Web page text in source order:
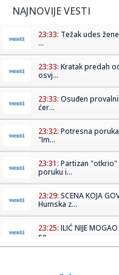
NAJNOVIJE VESTI
23:33: Težak udes
...
23:33: Kratak predah
osvj...
23:33: Osuđen
ćer...
23:32: Potresna
"Im...
23:31: Partizan "otkrio"
poruku i...
23:29: SCENA KOJA
Humska z...
23:25: ILIĆ NIJE
se ...